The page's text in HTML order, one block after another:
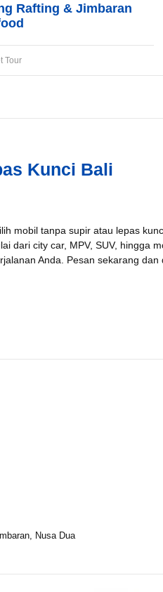
Rafting & Jimbaran
Tour
Kunci Bali
mobil tanpa supir atau lepas
dari city car, MPV, SUV, hingga
Anda. Pesan sekarang
Nusa Dua